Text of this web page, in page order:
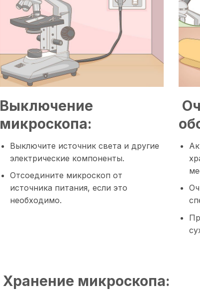
Выключение
микроскопа:
Выключите источник света и другие
электрические компоненты.
Отсоедините микроскоп от
источника питания, если это
необходимо.
Хранение микроскопа: